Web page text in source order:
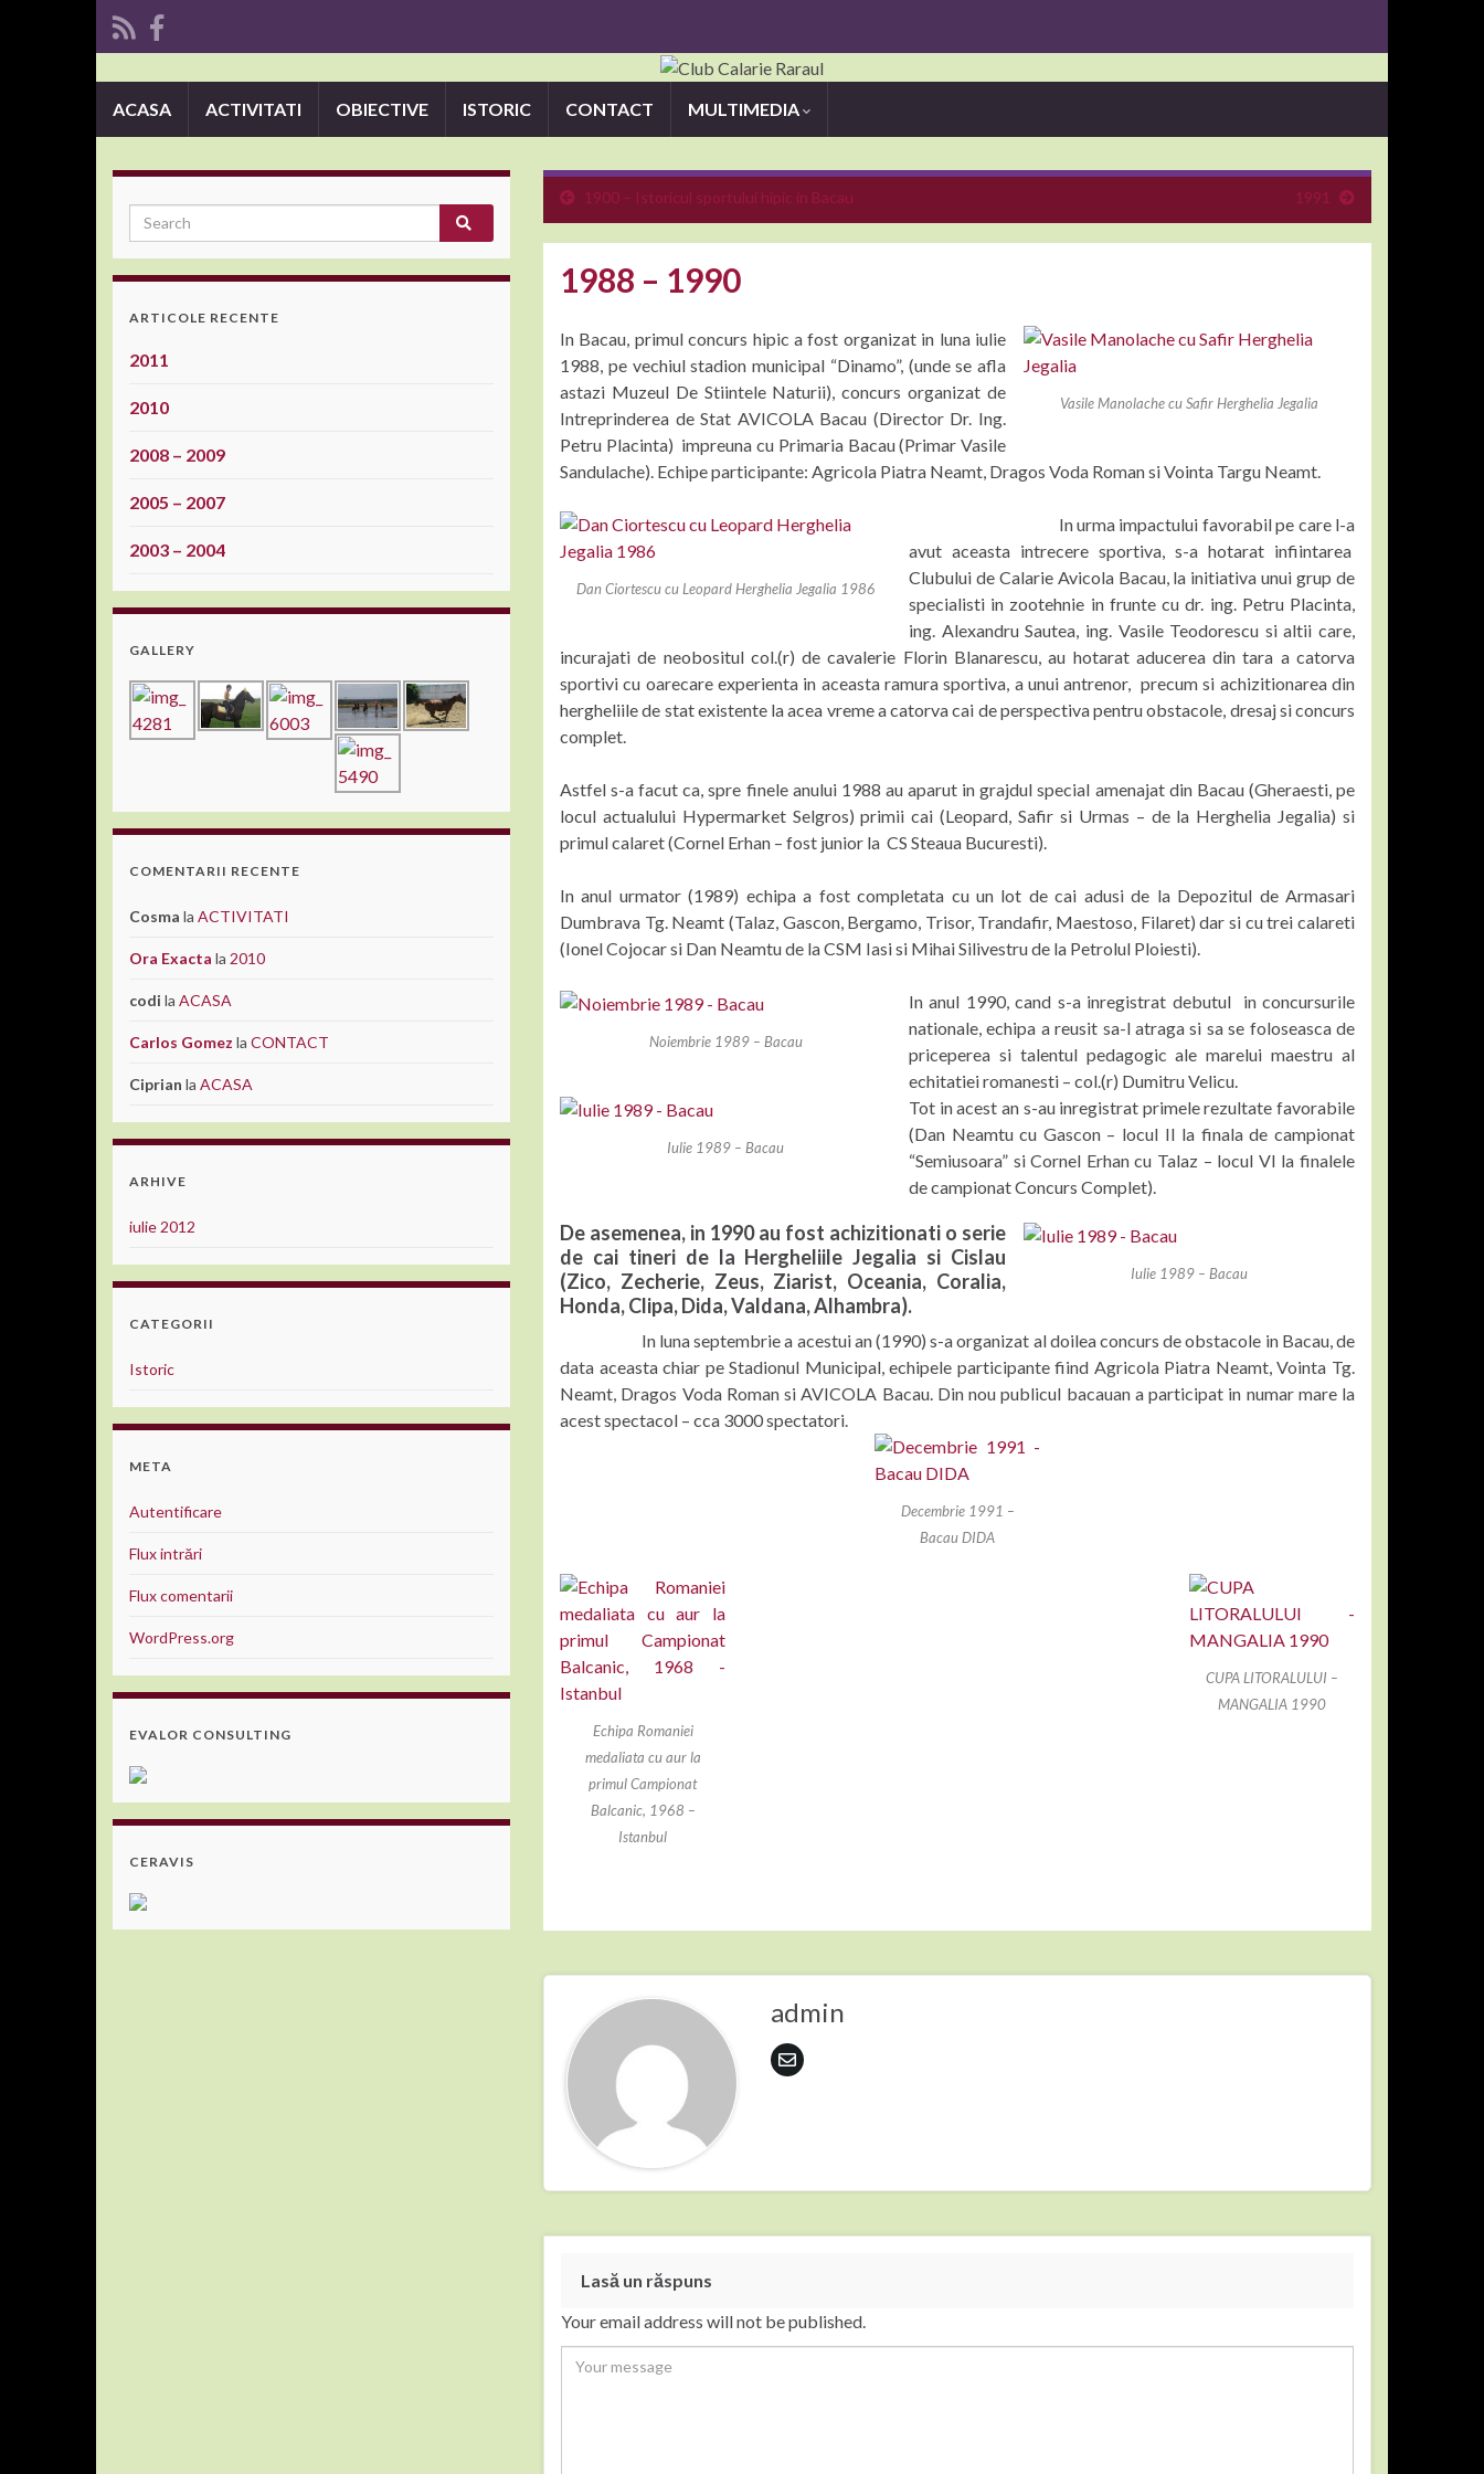
ACASA ACTIVITATI OBIECTIVE ISTORIC CONTACT MULTIMEDIA
1900 – Istoricul sportului hipic in Bacau 1991
1988 – 1990
Vasile Manolache cu Safir Herghelia Jegalia
In Bacau, primul concurs hipic a fost organizat in luna iulie
1988, pe vechiul stadion municipal “Dinamo”, (unde se afla
astazi Muzeul De Stiintele Naturii), concurs organizat de
Intreprinderea de Stat AVICOLA Bacau (Director Dr. Ing.
Petru Placinta) impreuna cu Primaria Bacau (Primar Vasile
Sandulache). Echipe participante: Agricola Piatra Neamt, Dragos Voda Roman si Vointa Targu Neamt.
Dan Ciortescu cu Leopard Herghelia Jegalia 1986
In urma impactului favorabil pe care l-a
avut aceasta intrecere sportiva, s-a hotarat infiintarea
Clubului de Calarie Avicola Bacau, la initiativa unui grup de
specialisti in zootehnie in frunte cu dr. ing. Petru Placinta,
ing. Alexandru Sautea, ing. Vasile Teodorescu si altii care,
incurajati de neobositul col.(r) de cavalerie Florin Blanarescu, au hotarat aducerea din tara a catorva
sportivi cu oarecare experienta in aceasta ramura sportiva, a unui antrenor, precum si achizitionarea din
hergheliile de stat existente la acea vreme a catorva cai de perspectiva pentru obstacole, dresaj si concurs
complet.
Astfel s-a facut ca, spre finele anului 1988 au aparut in grajdul special amenajat din Bacau (Gheraesti, pe
locul actualului Hypermarket Selgros) primii cai (Leopard, Safir si Urmas – de la Herghelia Jegalia) si
primul calaret (Cornel Erhan – fost junior la CS Steaua Bucuresti).
In anul urmator (1989) echipa a fost completata cu un lot de cai adusi de la Depozitul de Armasari
Dumbrava Tg. Neamt (Talaz, Gascon, Bergamo, Trisor, Trandafir, Maestoso, Filaret) dar si cu trei calareti
(Ionel Cojocar si Dan Neamtu de la CSM Iasi si Mihai Silivestru de la Petrolul Ploiesti).
Noiembrie 1989 – Bacau
In anul 1990, cand s-a inregistrat debutul in concursurile
nationale, echipa a reusit sa-l atraga si sa se foloseasca de
priceperea si talentul pedagogic ale marelui maestru al
echitatiei romanesti – col.(r) Dumitru Velicu.
Iulie 1989 – Bacau
Tot in acest an s-au inregistrat primele rezultate favorabile
(Dan Neamtu cu Gascon – locul II la finala de campionat
“Semiusoara” si Cornel Erhan cu Talaz – locul VI la finalele
de campionat Concurs Complet).
Iulie 1989 – Bacau
De asemenea, in 1990 au fost achizitionati o serie
de cai tineri de la Hergheliile Jegalia si Cislau
(Zico, Zecherie, Zeus, Ziarist, Oceania, Coralia,
Honda, Clipa, Dida, Valdana, Alhambra).
In luna septembrie a acestui an (1990) s-a organizat al doilea concurs de obstacole in Bacau, de
data aceasta chiar pe Stadionul Municipal, echipele participante fiind Agricola Piatra Neamt, Vointa Tg.
Neamt, Dragos Voda Roman si AVICOLA Bacau. Din nou publicul bacauan a participat in numar mare la
acest spectacol – cca 3000 spectatori.
Decembrie 1991 –
Bacau DIDA
Echipa Romaniei
medaliata cu aur la
primul Campionat
Balcanic, 1968 –
Istanbul
CUPA LITORALULUI –
MANGALIA 1990
admin
Lasă un răspuns
Your email address will not be published.
ARTICOLE RECENTE
2011
2010
2008 – 2009
2005 – 2007
2003 – 2004
GALLERY
COMENTARII RECENTE
Cosma la ACTIVITATI
Ora Exacta la 2010
codi la ACASA
Carlos Gomez la CONTACT
Ciprian la ACASA
ARHIVE
iulie 2012
CATEGORII
Istoric
META
Autentificare
Flux intrări
Flux comentarii
WordPress.org
EVALOR CONSULTING
CERAVIS